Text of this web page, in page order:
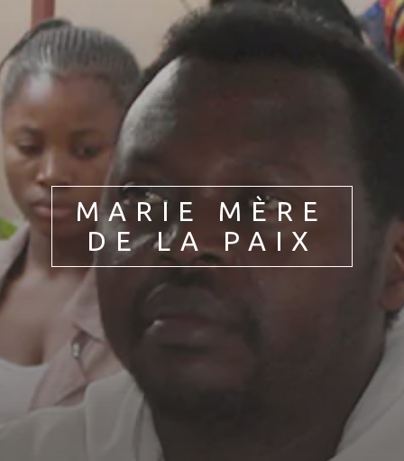
Jedność chrześcijan
Życie z Maryją
MARIE MÈRE
DE LA PAIX